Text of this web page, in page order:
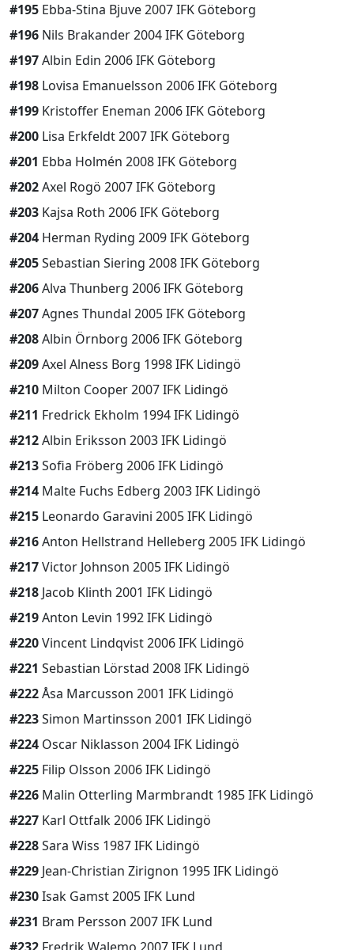
#195 Ebba-Stina Bjuve 2007 IFK Göteborg
#196 Nils Brakander 2004 IFK Göteborg
#197Albin Edin 2006 IFK Göteborg
#198 Lovisa Emanuelsson 2006 IFK Göteborg
#199 Kristoffer Eneman 2006 IFK Göteborg
#200 Lisa Erkfeldt 2007 IFK Göteborg
#201 Ebba Holmén 2008 IFK Göteborg
#202Axel Rogö 2007 IFK Göteborg
#203 Kajsa Roth 2006 IFK Göteborg
#204 Herman Ryding 2009 IFK Göteborg
#205Sebastian Siering 2008 IFK Göteborg
#206Alva Thunberg 2006 IFK Göteborg
#207Agnes Thundal 2005 IFK Göteborg
#208Albin Örnborg 2006 IFK Göteborg
#209Axel Alness Borg 1998 IFK Lidingö
#210 Milton Cooper 2007 IFK Lidingö
#211 Fredrick Ekholm 1994 IFK Lidingö
#212Albin Eriksson 2003 IFK Lidingö
#213Sofia Fröberg 2006 IFK Lidingö
#214 Malte Fuchs Edberg 2003 IFK Lidingö
#215 Leonardo Garavini 2005 IFK Lidingö
#216Anton Hellstrand Helleberg 2005 IFK Lidingö
#217Victor Johnson 2005 IFK Lidingö
#218 Jacob Klinth 2001 IFK Lidingö
#219Anton Levin 1992 IFK Lidingö
#220Vincent Lindqvist 2006 IFK Lidingö
#221 Sebastian Lörstad 2008 IFK Lidingö
#222Åsa Marcusson 2001 IFK Lidingö
#223Simon Martinsson 2001 IFK Lidingö
#224 Oscar Niklasson 2004 IFK Lidingö
#225 Filip Olsson 2006 IFK Lidingö
#226 Malin Otterling Marmbrandt 1985 IFK Lidingö
#227 Karl Ottfalk 2006 IFK Lidingö
#228Sara Wiss 1987 IFK Lidingö
#229 Jean-Christian Zirignon 1995 IFK Lidingö
#230Isak Gamst 2005 IFK Lund
#231 Bram Persson 2007 IFK Lund